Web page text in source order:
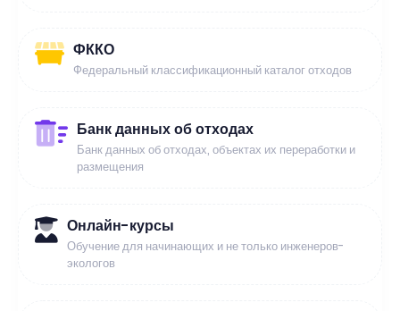
ФККО
Федеральный классификационный каталог отходов
Банк данных об отходах
Банк данных об отходах, объектах их переработки и
размещения
Онлайн-курсы
Обучение для начинающих и не только инженеров-
экологов